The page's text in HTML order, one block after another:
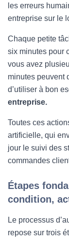
les erreurs
entreprise sur le
Chaque petite
six minutes pour
vous avez
minutes peuvent
d’utiliser à bon
entreprise.
Toutes ces
artificielle, qui
jour le suivi des
commandes
Étapes
condition,
Le processus
repose sur trois